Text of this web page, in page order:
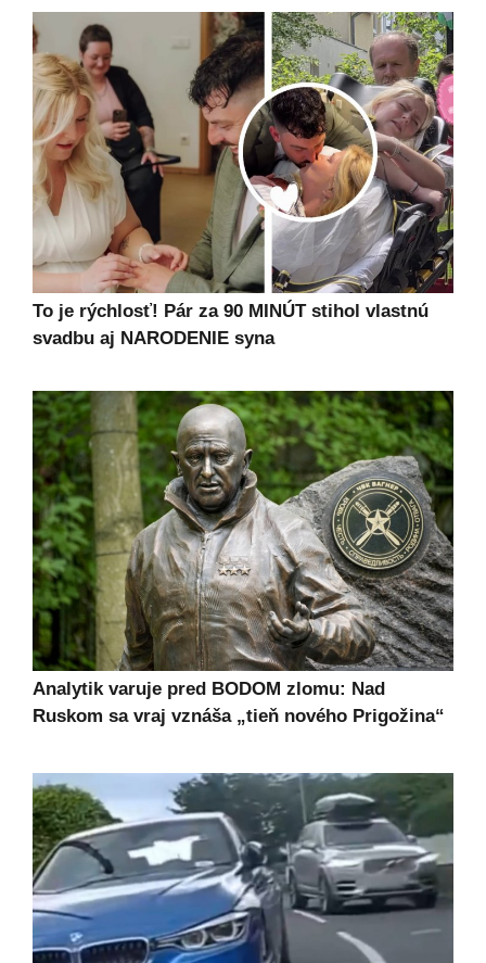
To je rýchlosť! Pár za 90 MINÚT stihol vlastnú
svadbu aj NARODENIE syna
Analytik varuje pred BODOM zlomu: Nad
Ruskom sa vraj vznáša „tieň nového Prigožina“